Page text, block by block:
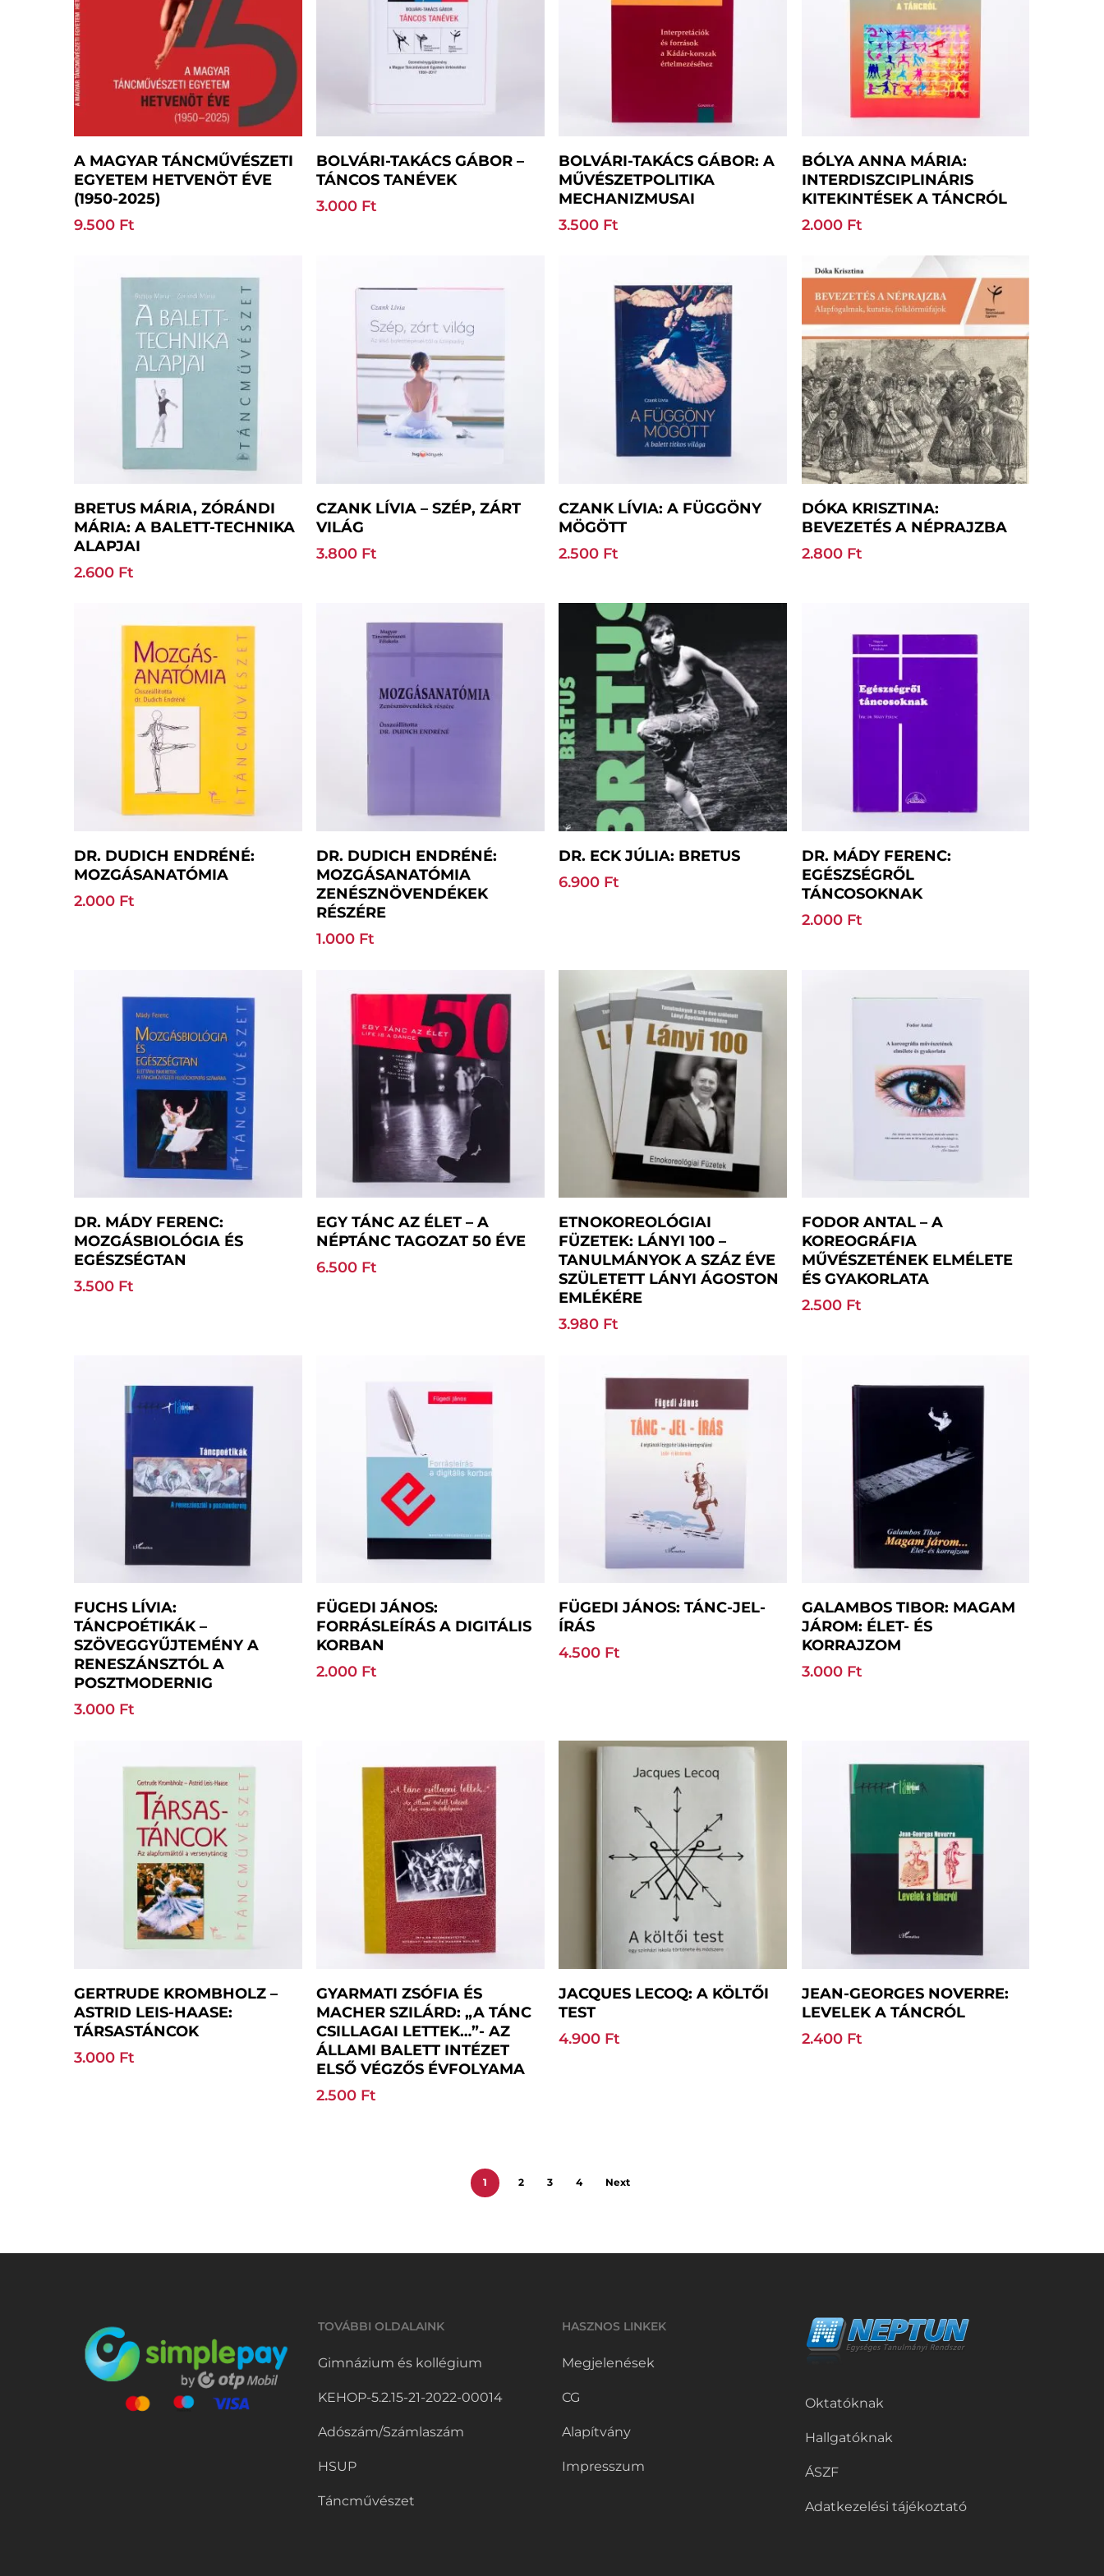
Kosárba Teszem
A MAGYAR TÁNCMŰVÉSZETI
EGYETEM HETVENÖT ÉVE
(1950-2025)
9.500 Ft
Kosárba Teszem
BOLVÁRI-TAKÁCS GÁBOR –
TÁNCOS TANÉVEK
3.000 Ft
Kosárba Teszem
BOLVÁRI-TAKÁCS GÁBOR: A
MŰVÉSZETPOLITIKA
MECHANIZMUSAI
3.500 Ft
Kosárba Teszem
BÓLYA ANNA MÁRIA:
INTERDISZCIPLINÁRIS
KITEKINTÉSEK A TÁNCRÓL
2.000 Ft
Tovább Olvasom
BRETUS MÁRIA, ZÓRÁNDI
MÁRIA: A BALETT-TECHNIKA
ALAPJAI
2.600 Ft
Kosárba Teszem
CZANK LÍVIA – SZÉP, ZÁRT
VILÁG
3.800 Ft
Kosárba Teszem
CZANK LÍVIA: A FÜGGÖNY
MÖGÖTT
2.500 Ft
Kosárba Teszem
DÓKA KRISZTINA:
BEVEZETÉS A NÉPRAJZBA
2.800 Ft
Tovább Olvasom
DR. DUDICH ENDRÉNÉ:
MOZGÁSANATÓMIA
2.000 Ft
Kosárba Teszem
DR. DUDICH ENDRÉNÉ:
MOZGÁSANATÓMIA
ZENÉSZNÖVENDÉKEK
RÉSZÉRE
1.000 Ft
Kosárba Teszem
DR. ECK JÚLIA: BRETUS
6.900 Ft
Kosárba Teszem
DR. MÁDY FERENC:
EGÉSZSÉGRŐL
TÁNCOSOKNAK
2.000 Ft
Kosárba Teszem
DR. MÁDY FERENC:
MOZGÁSBIOLÓGIA ÉS
EGÉSZSÉGTAN
3.500 Ft
Kosárba Teszem
EGY TÁNC AZ ÉLET – A
NÉPTÁNC TAGOZAT 50 ÉVE
6.500 Ft
Kosárba Teszem
ETNOKOREOLÓGIAI
FÜZETEK: LÁNYI 100 –
TANULMÁNYOK A SZÁZ ÉVE
SZÜLETETT LÁNYI ÁGOSTON
EMLÉKÉRE
3.980 Ft
Kosárba Teszem
FODOR ANTAL – A
KOREOGRÁFIA
MŰVÉSZETÉNEK ELMÉLETE
ÉS GYAKORLATA
2.500 Ft
Kosárba Teszem
FUCHS LÍVIA:
TÁNCPOÉTIKÁK –
SZÖVEGGYŰJTEMÉNY A
RENESZÁNSZTÓL A
POSZTMODERNIG
3.000 Ft
Kosárba Teszem
FÜGEDI JÁNOS:
FORRÁSLEÍRÁS A DIGITÁLIS
KORBAN
2.000 Ft
Tovább Olvasom
FÜGEDI JÁNOS: TÁNC-JEL-
ÍRÁS
4.500 Ft
Kosárba Teszem
GALAMBOS TIBOR: MAGAM
JÁROM: ÉLET- ÉS
KORRAJZOM
3.000 Ft
Kosárba Teszem
GERTRUDE KROMBHOLZ –
ASTRID LEIS-HAASE:
TÁRSASTÁNCOK
3.000 Ft
Kosárba Teszem
GYARMATI ZSÓFIA ÉS
MACHER SZILÁRD: „A TÁNC
CSILLAGAI LETTEK…”- AZ
ÁLLAMI BALETT INTÉZET
ELSŐ VÉGZŐS ÉVFOLYAMA
2.500 Ft
Kosárba Teszem
JACQUES LECOQ: A KÖLTŐI
TEST
4.900 Ft
Tovább Olvasom
JEAN-GEORGES NOVERRE:
LEVELEK A TÁNCRÓL
2.400 Ft
1 2 3 4 Next
TOVÁBBI OLDALAINK
Gimnázium és kollégium
KEHOP-5.2.15-21-2022-00014
Adószám/Számlaszám
HSUP
Táncművészet
HASZNOS LINKEK
Megjelenések
CG
Alapítvány
Impresszum
Oktatóknak
Hallgatóknak
ÁSZF
Adatkezelési tájékoztató